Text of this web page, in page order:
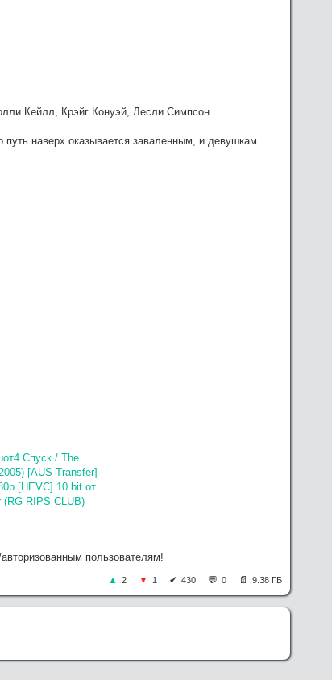
Кейлл, Крэйг Конуэй, Лесли Симпсон
наверх оказывается заваленным, и девушкам
пользователям!
2 1 430 0 9.38 ГБ